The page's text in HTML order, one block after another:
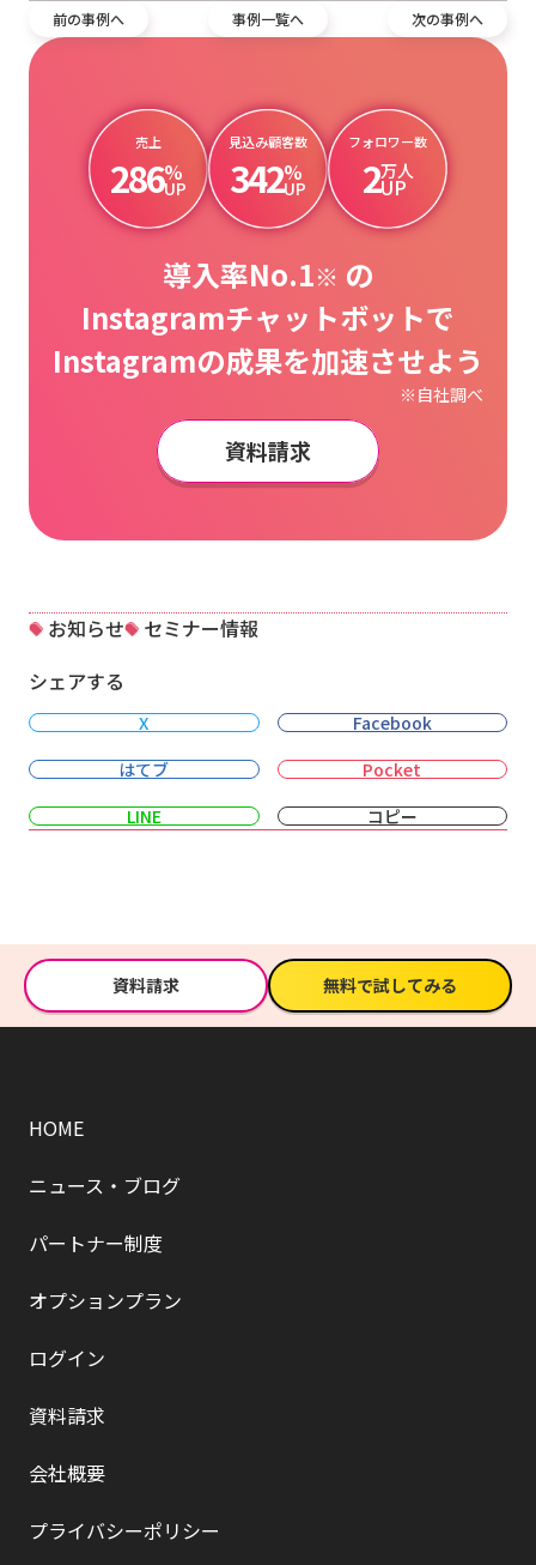
前の事例へ 事例一覧へ 次の事例へ
売上
286%
UP
見込み顧客数
342%
UP
フォロワー数
2万人
UP
導入率No.1※ の
Instagramチャットボットで
Instagramの成果を加速させよう
※自社調べ
資料請求
お知らせ
セミナー情報
シェアする
X
Facebook
はてブ
Pocket
LINE
コピー
資料請求 無料で試してみる
HOME
ニュース・ブログ
パートナー制度
オプションプラン
ログイン
資料請求
会社概要
プライバシーポリシー